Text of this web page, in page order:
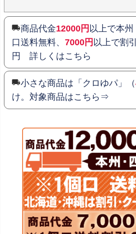
商品代金12000円 以上で本州
口送料無料、 7000円 以上で割
円 詳しくはこちら
小さな商品は「クロゆパ」（
け。対象商品はこちら⇒